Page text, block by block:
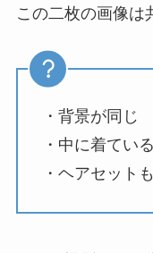
この二枚の画像は
・背景が同じ
・中に着てい
・ヘアセット